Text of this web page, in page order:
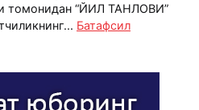
томонидан “ЙИЛ ТАНЛОВИ”
Батафсил